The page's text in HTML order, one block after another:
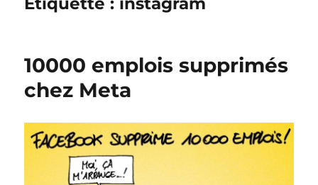
10000 emplois supprimés
chez Meta